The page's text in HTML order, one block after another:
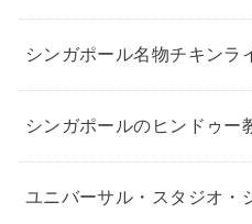
シンガポール名物チキンラ
シンガポールのヒンドゥー
ユニバーサル・スタジオ・